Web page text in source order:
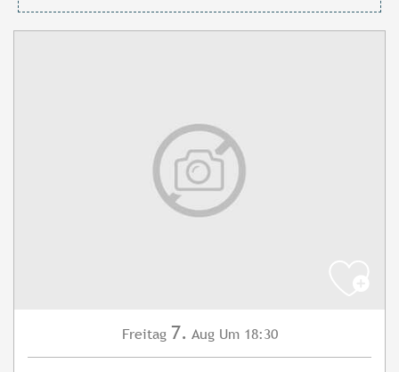
Freitag 7. Aug Um 18:30